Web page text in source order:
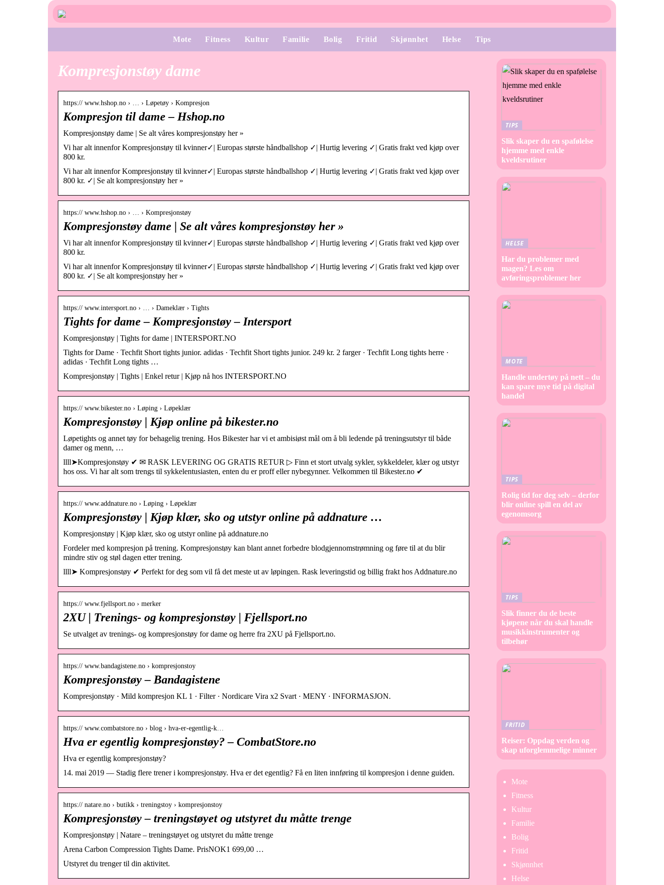
Mote Fitness Kultur Familie Bolig Fritid Skjønnhet Helse Tips
Kompresjonstøy dame
https:// www.hshop.no › … › Løpetøy › Kompresjon
Kompresjon til dame – Hshop.no
Kompresjonstøy dame | Se alt våres kompresjonstøy her »
Vi har alt innenfor Kompresjonstøy til kvinner✓| Europas største håndballshop ✓| Hurtig levering ✓| Gratis frakt ved kjøp over
800 kr.
Vi har alt innenfor Kompresjonstøy til kvinner✓| Europas største håndballshop ✓| Hurtig levering ✓| Gratis frakt ved kjøp over
800 kr. ✓| Se alt kompresjonstøy her »
https:// www.hshop.no › … › Kompresjonstøy
Kompresjonstøy dame | Se alt våres kompresjonstøy her »
Vi har alt innenfor Kompresjonstøy til kvinner✓| Europas største håndballshop ✓| Hurtig levering ✓| Gratis frakt ved kjøp over
800 kr.
Vi har alt innenfor Kompresjonstøy til kvinner✓| Europas største håndballshop ✓| Hurtig levering ✓| Gratis frakt ved kjøp over
800 kr. ✓| Se alt kompresjonstøy her »
https:// www.intersport.no › … › Dameklær › Tights
Tights for dame – Kompresjonstøy – Intersport
Kompresjonstøy | Tights for dame | INTERSPORT.NO
Tights for Dame · Techfit Short tights junior. adidas · Techfit Short tights junior. 249 kr. 2 farger · Techfit Long tights herre ·
adidas · Techfit Long tights …
Kompresjonstøy | Tights | Enkel retur | Kjøp nå hos INTERSPORT.NO
https:// www.bikester.no › Løping › Løpeklær
Kompresjonstøy | Kjøp online på bikester.no
Løpetights og annet tøy for behagelig trening. Hos Bikester har vi et ambisiøst mål om å bli ledende på treningsutstyr til både
damer og menn, …
llll➤Kompresjonstøy ✔ ✉ RASK LEVERING OG GRATIS RETUR ▷ Finn et stort utvalg sykler, sykkeldeler, klær og utstyr
hos oss. Vi har alt som trengs til sykkelentusiasten, enten du er proff eller nybegynner. Velkommen til Bikester.no ✔
https:// www.addnature.no › Løping › Løpeklær
Kompresjonstøy | Kjøp klær, sko og utstyr online på addnature …
Kompresjonstøy | Kjøp klær, sko og utstyr online på addnature.no
Fordeler med kompresjon på trening. Kompresjonstøy kan blant annet forbedre blodgjennomstrømning og føre til at du blir
mindre stiv og støl dagen etter trening.
llll➤ Kompresjonstøy ✔ Perfekt for deg som vil få det meste ut av løpingen. Rask leveringstid og billig frakt hos Addnature.no
https:// www.fjellsport.no › merker
2XU | Trenings- og kompresjonstøy | Fjellsport.no
Se utvalget av trenings- og kompresjonstøy for dame og herre fra 2XU på Fjellsport.no.
https:// www.bandagistene.no › kompresjonstoy
Kompresjonstøy – Bandagistene
Kompresjonstøy · Mild kompresjon KL 1 · Filter · Nordicare Vira x2 Svart · MENY · INFORMASJON.
https:// www.combatstore.no › blog › hva-er-egentlig-k…
Hva er egentlig kompresjonstøy? – CombatStore.no
Hva er egentlig kompresjonstøy?
14. mai 2019 — Stadig flere trener i kompresjonstøy. Hva er det egentlig? Få en liten innføring til kompresjon i denne guiden.
https:// natare.no › butikk › treningstoy › kompresjonstoy
Kompresjonstøy – treningstøyet og utstyret du måtte trenge
Kompresjonstøy | Natare – treningstøyet og utstyret du måtte trenge
Arena Carbon Compression Tights Dame. PrisNOK1 699,00 …
Utstyret du trenger til din aktivitet.
TIPS
Slik skaper du en spafølelse
hjemme med enkle
kveldsrutiner
HELSE
Har du problemer med
magen? Les om
avføringsproblemer her
MOTE
Handle undertøy på nett – du
kan spare mye tid på digital
handel
TIPS
Rolig tid for deg selv – derfor
blir online spill en del av
egenomsorg
TIPS
Slik finner du de beste
kjøpene når du skal handle
musikkinstrumenter og
tilbehør
FRITID
Reiser: Oppdag verden og
skap uforglemmelige minner
Mote
Fitness
Kultur
Familie
Bolig
Fritid
Skjønnhet
Helse